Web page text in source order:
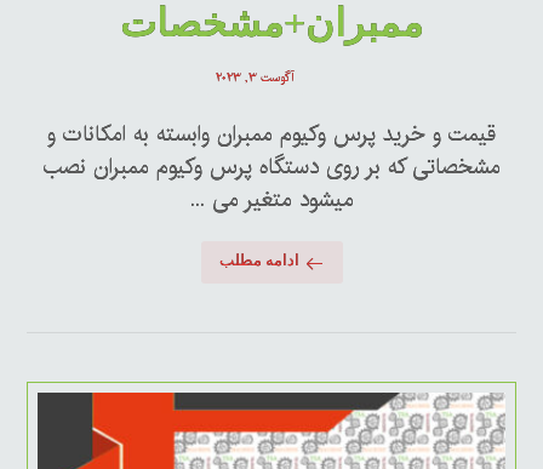
ممبران+مشخصات
آگوست ۳, ۲۰۲۳
قیمت و خرید پرس وکیوم ممبران وابسته به امکانات و
مشخصاتی که بر روی دستگاه پرس وکیوم ممبران نصب
میشود متغیر می ...
ادامه مطلب